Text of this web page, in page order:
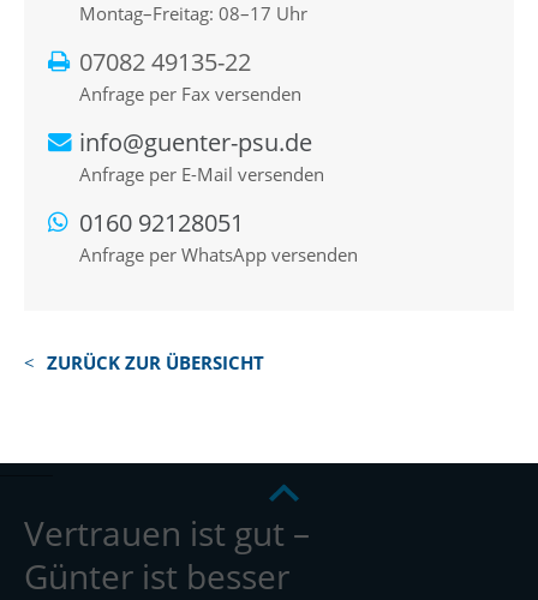
Montag–Freitag: 08–17 Uhr
07082 49135-22
Anfrage per Fax versenden
info@guenter-psu.de
Anfrage per E-Mail versenden
0160 92128051
Anfrage per WhatsApp versenden
ZURÜCK ZUR ÜBERSICHT
Vertrauen ist gut –
Günter ist besser